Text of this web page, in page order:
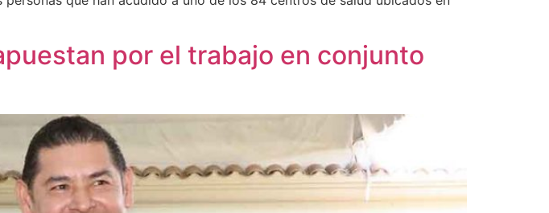
por el trabajo en conjunto